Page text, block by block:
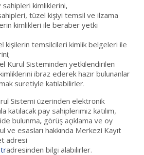
sahipleri kimliklerini,
tüzel kişiyi temsil ve ilzama
kimlikleri ile beraber yetki
kişilerin temsilcileri kimlik belgeleri ile
Kurul Sisteminden yetkilendirilen
ibraz ederek hazır bulunanlar
suretiyle katılabilirler.
Sistemi üzerinden elektronik
katılacak pay sahiplerimiz katılım,
bulunma, görüş açıklama ve oy
ve esasları hakkında Merkezi Kayıt
adresi
adresinden bilgi alabilirler.